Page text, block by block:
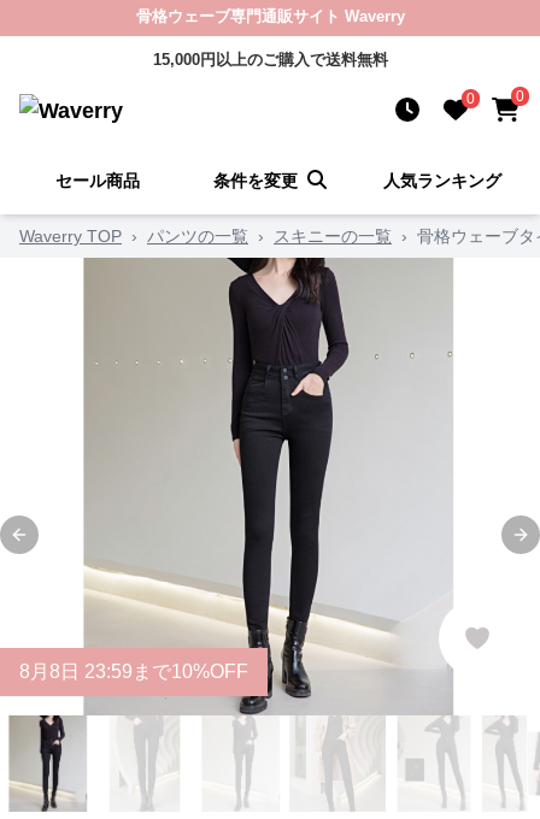
骨格ウェーブ専門通販サイト Waverry
15,000円以上のご購入で送料無料
0 0
セール商品 条件を変更 人気ランキング
Waverry TOP › パンツの一覧 › スキニーの一覧 › 骨格ウェーブ
Previous slide
8 月 8 日 23:59まで10%OFF